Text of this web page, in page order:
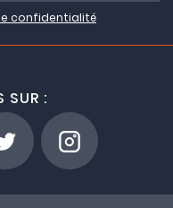
confidentialité
SUR :